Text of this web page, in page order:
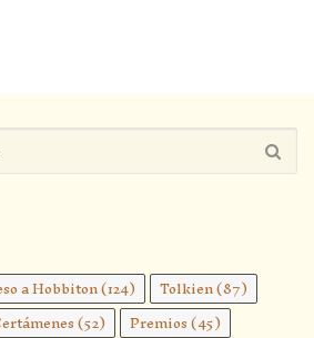
a Hobbiton(124) Tolkien(87)
(52) Premios(45)